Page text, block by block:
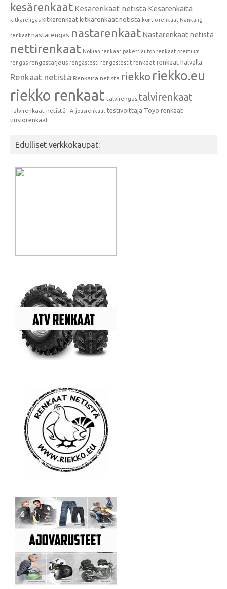
kesärenkaat Kesärenkaat netistä Kesärenkaita
kitkarengas kitkarenkaat kitkarenkaat netistä kontio renkaat Nankang
renkaat nastarengas nastarenkaat Nastarenkaat netistä
nettirenkaat Nokian renkaat pakettiauton renkaat premium
rengas rengastarjous rengastesti rengastestit renkaat renkaat halvalla
Renkaat netistä Renkaita netistä riekko riekko.eu
riekko renkaat talvirengas talvirenkaat
Talvirenkaat netistä TArjousrenkaat testivoittaja Toyo renkaat
uusiorenkaat
Edulliset verkkokaupat: